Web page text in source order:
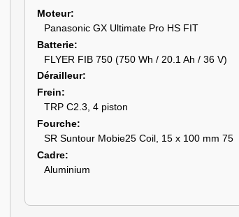
Moteur
Panasonic GX Ultimate Pro HS FIT
Batterie
FLYER FIB 750 (750 Wh / 20.1 Ah / 36 V)
Dérailleur
Frein
TRP C2.3, 4 piston
Fourche
SR Suntour Mobie25 Coil, 15 x 100 mm 75
Cadre
Aluminium